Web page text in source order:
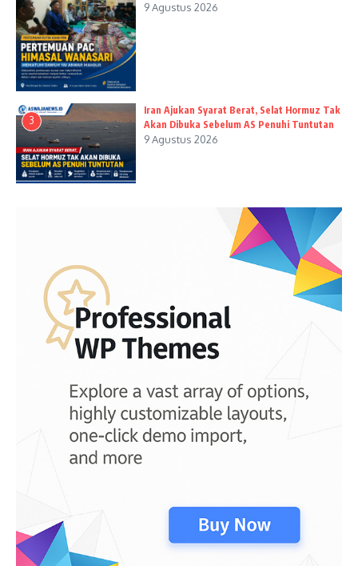
9 Agustus 2026
3
Iran Ajukan Syarat Berat, Selat Hormuz Tak
Akan Dibuka Sebelum AS Penuhi Tuntutan
9 Agustus 2026